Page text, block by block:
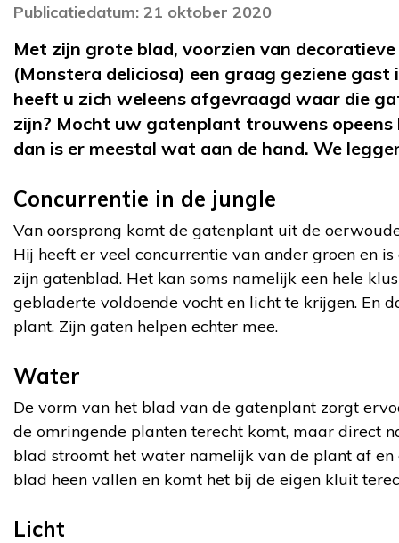
Publicatiedatum: 21 oktober 2020
Met zijn grote blad, voorzien van
(Monstera deliciosa) een graag geziene gast
heeft u zich weleens afgevraagd waar die
zijn? Mocht uw gatenplant trouwens
dan is er meestal wat aan de hand. We
Concurrentie in de jungle
Van oorsprong komt de gatenplant uit de
Hij heeft er veel concurrentie van ander groen en
zijn gatenblad. Het kan soms namelijk een hele
gebladerte voldoende vocht en licht te krijgen. En
plant. Zijn gaten helpen echter mee.
Water
De vorm van het blad van de gatenplant zorgt
de omringende planten terecht komt, maar direct
blad stroomt het water namelijk van de plant af
blad heen vallen en komt het bij de eigen kluit
Licht